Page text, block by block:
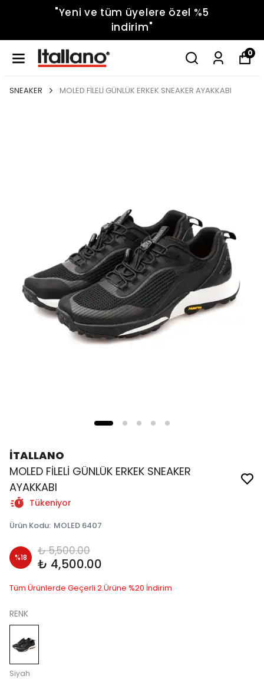
"Yeni ve tüm üyelere özel %5
indirim"
0
SNEAKER MOLED FİLELİ GÜNLÜK ERKEK SNEAKER AYAKKABI
İTALLANO
MOLED FİLELİ GÜNLÜK ERKEK SNEAKER
AYAKKABI
Tükeniyor
Ürün Kodu: MOLED 6407
%18 ₺ 5,500.00
₺ 4,500.00
Tüm Ürünlerde Geçerli 2.Ürüne %20 İndirim
RENK
Siyah